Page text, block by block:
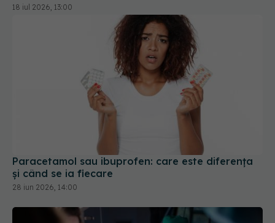
18 iul 2026, 13:00
Paracetamol sau ibuprofen: care este diferența
și când se ia fiecare
28 iun 2026, 14:00